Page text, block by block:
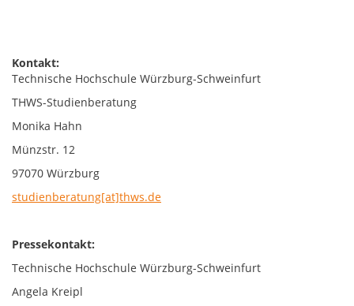
Kontakt:
Technische Hochschule Würzburg-Schweinfurt
THWS-Studienberatung
Monika Hahn
Münzstr. 12
97070 Würzburg
studienberatung[at]thws.de
Pressekontakt:
Technische Hochschule Würzburg-Schweinfurt
Angela Kreipl